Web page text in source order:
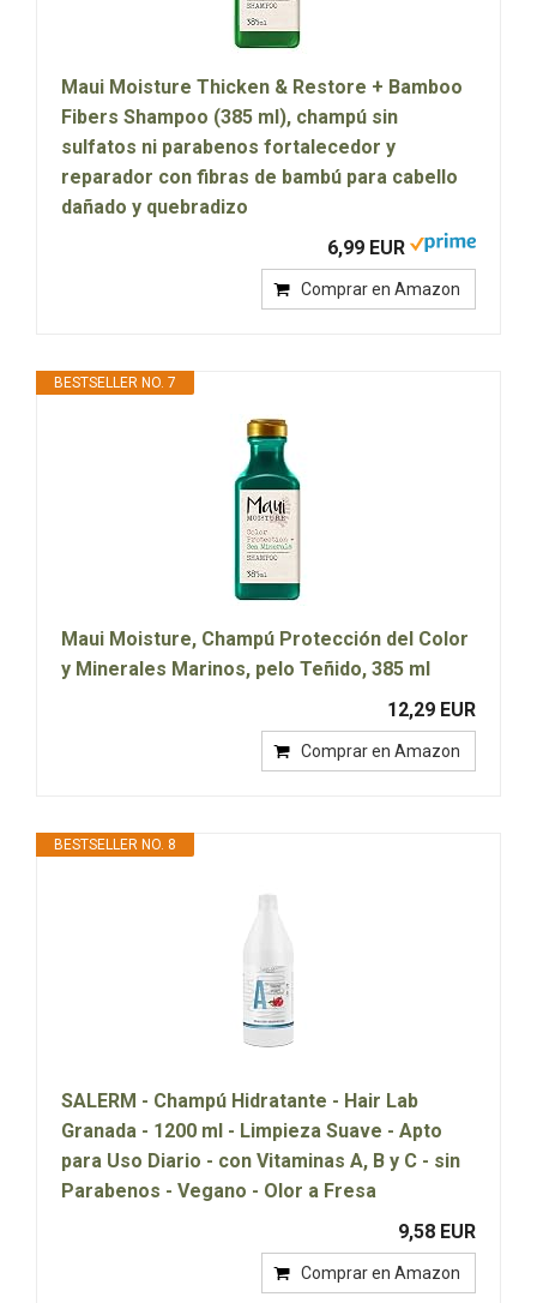
Maui Moisture Thicken & Restore + Bamboo
Fibers Shampoo (385 ml), champú sin
sulfatos ni parabenos fortalecedor y
reparador con fibras de bambú para cabello
dañado y quebradizo
6,99 EUR
Comprar en Amazon
BESTSELLER NO. 7
Maui Moisture, Champú Protección del Color
y Minerales Marinos, pelo Teñido, 385 ml
12,29 EUR
Comprar en Amazon
BESTSELLER NO. 8
SALERM - Champú Hidratante - Hair Lab
Granada - 1200 ml - Limpieza Suave - Apto
para Uso Diario - con Vitaminas A, B y C - sin
Parabenos - Vegano - Olor a Fresa
9,58 EUR
Comprar en Amazon